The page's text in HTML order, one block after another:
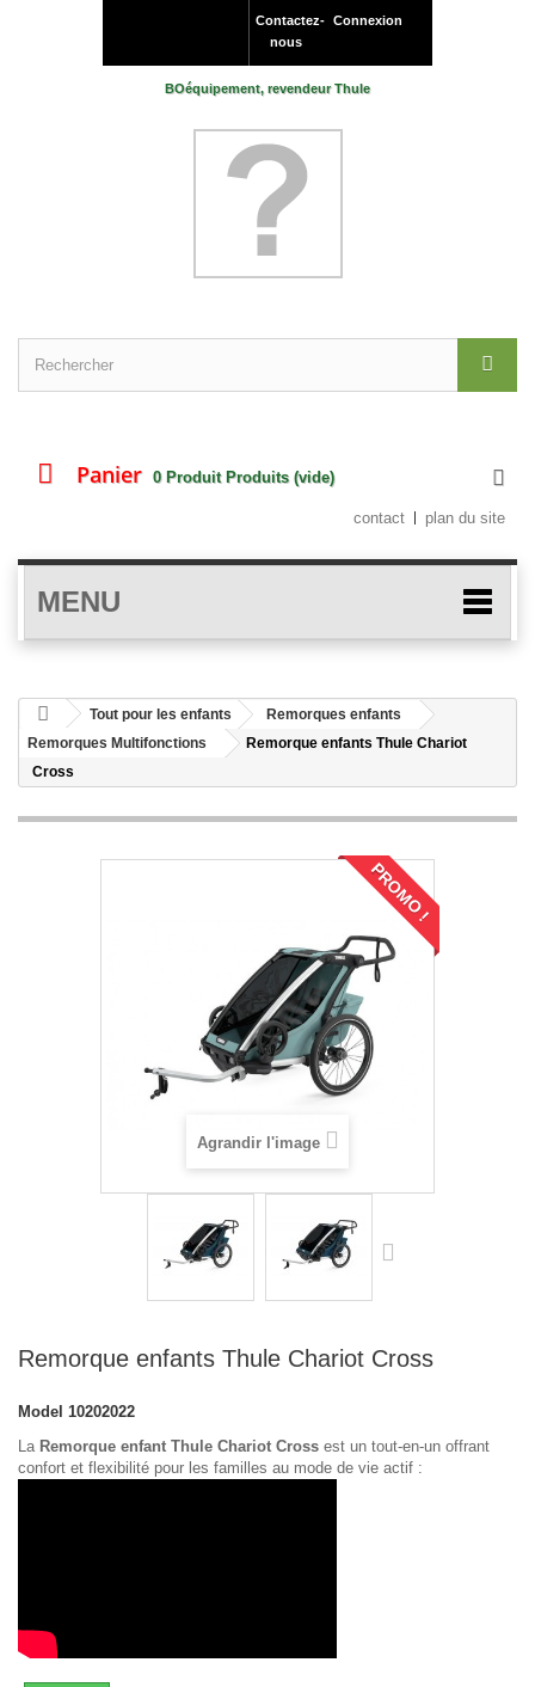
Connexion
Contactez-
nous
BOéquipement, revendeur Thule
Panier 0 Produit Produits (vide)
contact plan du site
MENU
Tout pour les enfants
Remorques enfants
Remorques Multifonctions
Remorque enfants Thule Chariot
Cross
PROMO !
Agrandir l'image
Remorque enfants Thule Chariot Cross
Model 10202022
La Remorque enfant Thule Chariot Cross est un tout-en-un offrant
confort et flexibilité pour les familles au mode de vie actif :